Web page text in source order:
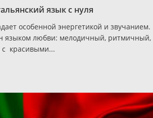
язык с нуля
особенной энергетикой и звучанием.
языком любви: мелодичный, ритмичный,
красивыми...